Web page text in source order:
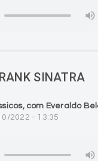
SINATRA
com Everaldo
2022 - 13:35